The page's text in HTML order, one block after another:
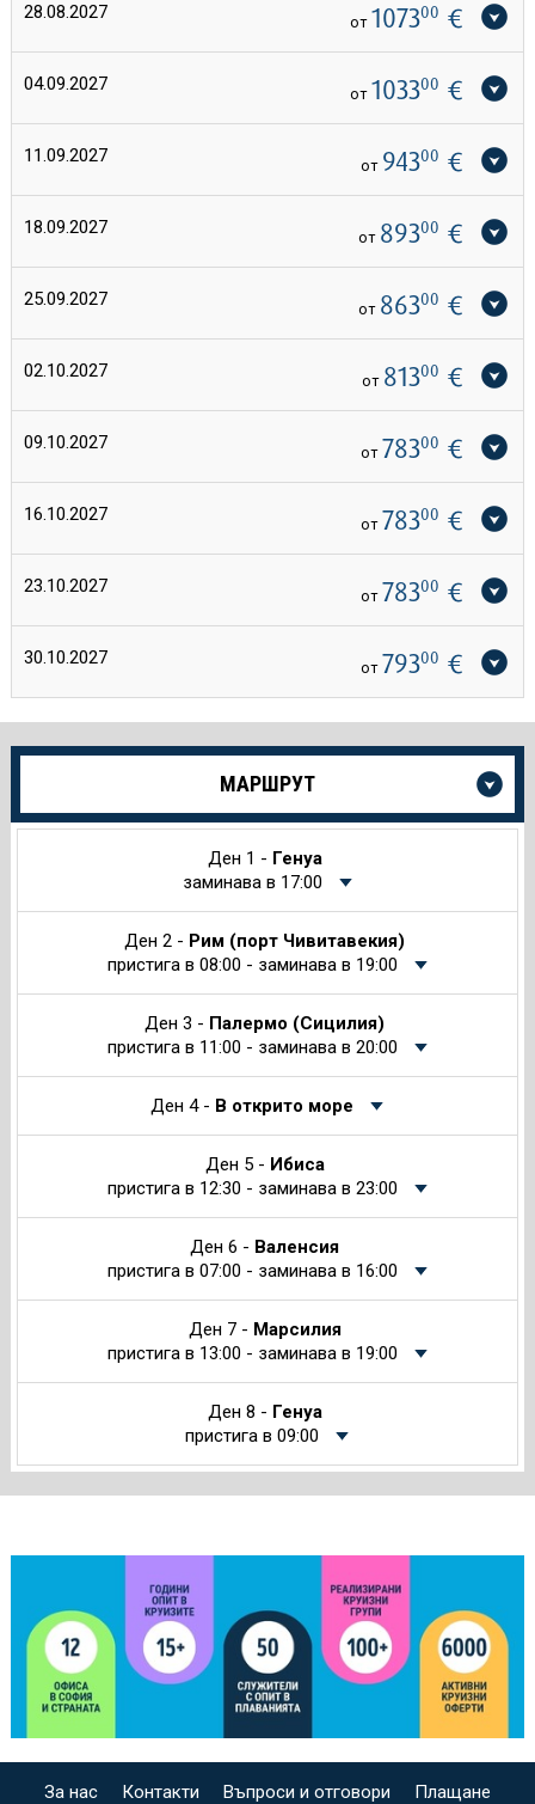
28.08.2027 от 107300 €
04.09.2027 от 103300 €
11.09.2027 от 94300 €
18.09.2027 от 89300 €
25.09.2027 от 86300 €
02.10.2027 от 81300 €
09.10.2027 от 78300 €
16.10.2027 от 78300 €
23.10.2027 от 78300 €
30.10.2027 от 79300 €
Още
за
МАРШРУТ
Ден 1 - Генуа
заминава в 17:00
Ден 2 - Рим (порт Чивитавекия)
пристига в 08:00 - заминава в 19:00
Ден 3 - Палермо (Сицилия)
пристига в 11:00 - заминава в 20:00
Ден 4 - В открито море
Ден 5 - Ибиса
пристига в 12:30 - заминава в 23:00
Ден 6 - Валенсия
пристига в 07:00 - заминава в 16:00
Ден 7 - Марсилия
пристига в 13:00 - заминава в 19:00
Ден 8 - Генуа
пристига в 09:00
За нас Контакти Въпроси и отговори Плащане